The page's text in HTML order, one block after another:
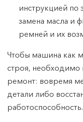
инструкцией по
замена масла и
ремней и их
Чтобы машина как
строя, необходимо
ремонт: вовремя
детали либо
работоспособность.